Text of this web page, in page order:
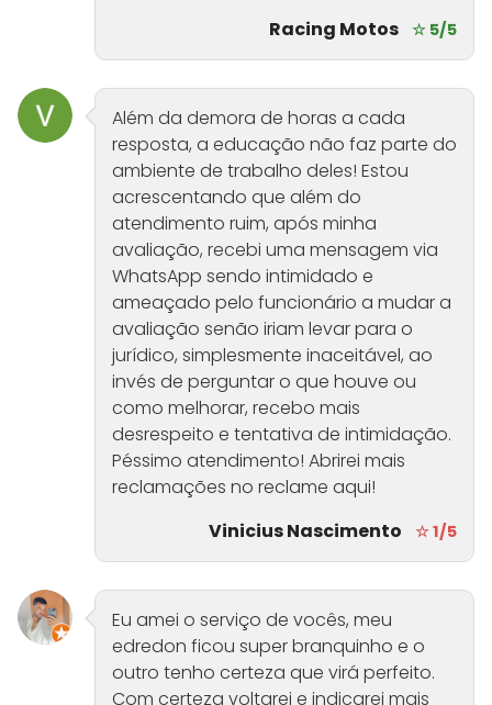
Racing Motos ☆ 5/5
Além da demora de horas a cada
resposta, a educação não faz parte do
ambiente de trabalho deles! Estou
acrescentando que além do
atendimento ruim, após minha
avaliação, recebi uma mensagem via
WhatsApp sendo intimidado e
ameaçado pelo funcionário a mudar a
avaliação senão iriam levar para o
jurídico, simplesmente inaceitável, ao
invés de perguntar o que houve ou
como melhorar, recebo mais
desrespeito e tentativa de intimidação.
Péssimo atendimento! Abrirei mais
reclamações no reclame aqui!
Vinicius Nascimento
☆ 1/5
Eu amei o serviço de vocês, meu
edredon ficou super branquinho e o
outro tenho certeza que virá perfeito.
Com certeza voltarei e indicarei mais